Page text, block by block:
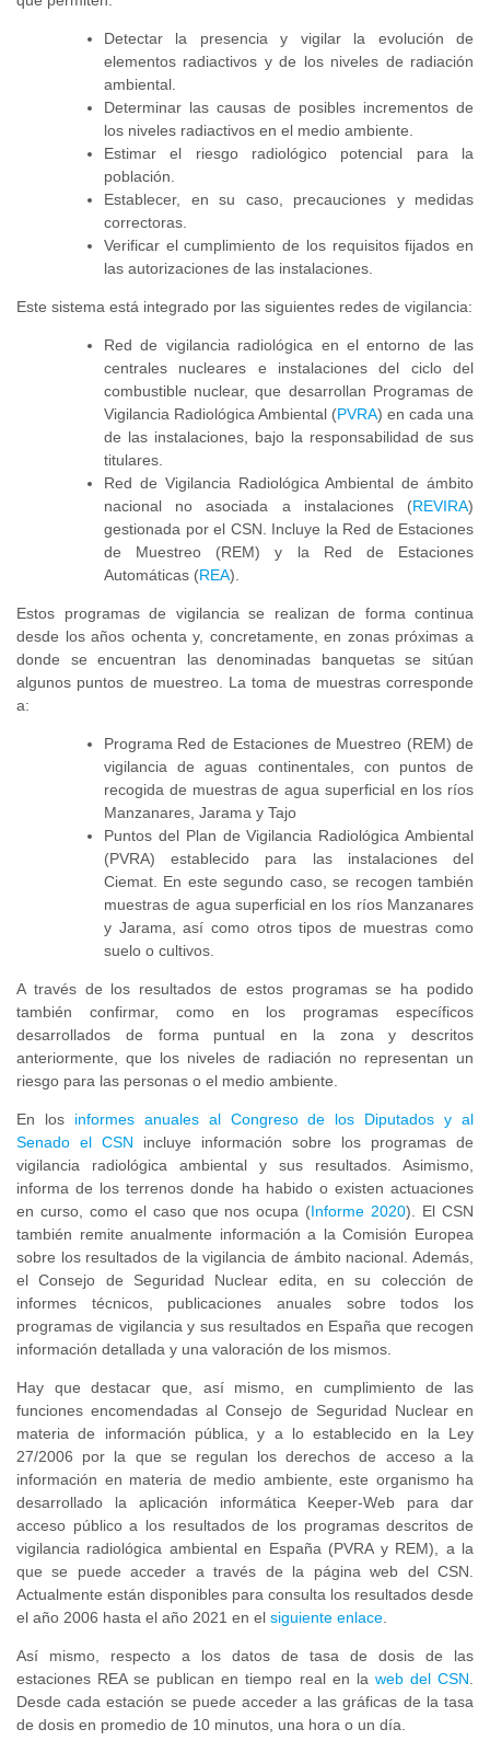
Detectar la presencia y vigilar la evolución de
elementos radiactivos y de los niveles de radiación
ambiental.
Determinar las causas de posibles incrementos de
los niveles radiactivos en el medio ambiente.
Estimar el riesgo radiológico potencial para la
población.
Establecer, en su caso, precauciones y medidas
correctoras.
Verificar el cumplimiento de los requisitos fijados en
las autorizaciones de las instalaciones.
Este sistema está integrado por las siguientes redes de vigilancia:
Red de vigilancia radiológica en el entorno de las
centrales nucleares e instalaciones del ciclo del
combustible nuclear, que desarrollan Programas de
Vigilancia Radiológica Ambiental (PVRA) en cada una
de las instalaciones, bajo la responsabilidad de sus
titulares.
Red de Vigilancia Radiológica Ambiental de ámbito
nacional no asociada a instalaciones (REVIRA)
gestionada por el CSN. Incluye la Red de Estaciones
de Muestreo (REM) y la Red de Estaciones
Automáticas (REA).
Estos programas de vigilancia se realizan de forma continua
desde los años ochenta y, concretamente, en zonas próximas a
donde se encuentran las denominadas banquetas se sitúan
algunos puntos de muestreo. La toma de muestras corresponde
a:
Programa Red de Estaciones de Muestreo (REM) de
vigilancia de aguas continentales, con puntos de
recogida de muestras de agua superficial en los ríos
Manzanares, Jarama y Tajo
Puntos del Plan de Vigilancia Radiológica Ambiental
(PVRA) establecido para las instalaciones del
Ciemat. En este segundo caso, se recogen también
muestras de agua superficial en los ríos Manzanares
y Jarama, así como otros tipos de muestras como
suelo o cultivos.
A través de los resultados de estos programas se ha podido
también confirmar, como en los programas específicos
desarrollados de forma puntual en la zona y descritos
anteriormente, que los niveles de radiación no representan un
riesgo para las personas o el medio ambiente.
En los informes anuales al Congreso de los Diputados y al
Senado el CSN incluye información sobre los programas de
vigilancia radiológica ambiental y sus resultados. Asimismo,
informa de los terrenos donde ha habido o existen actuaciones
en curso, como el caso que nos ocupa (Informe 2020). El CSN
también remite anualmente información a la Comisión Europea
sobre los resultados de la vigilancia de ámbito nacional. Además,
el Consejo de Seguridad Nuclear edita, en su colección de
informes técnicos, publicaciones anuales sobre todos los
programas de vigilancia y sus resultados en España que recogen
información detallada y una valoración de los mismos.
Hay que destacar que, así mismo, en cumplimiento de las
funciones encomendadas al Consejo de Seguridad Nuclear en
materia de información pública, y a lo establecido en la Ley
27/2006 por la que se regulan los derechos de acceso a la
información en materia de medio ambiente, este organismo ha
desarrollado la aplicación informática Keeper-Web para dar
acceso público a los resultados de los programas descritos de
vigilancia radiológica ambiental en España (PVRA y REM), a la
que se puede acceder a través de la página web del CSN.
Actualmente están disponibles para consulta los resultados desde
el año 2006 hasta el año 2021 en el siguiente enlace
Así mismo, respecto a los datos de tasa de dosis de las
estaciones REA se publican en tiempo real en la web del CSN
Desde cada estación se puede acceder a las gráficas de la tasa
de dosis en promedio de 10 minutos, una hora o un día.